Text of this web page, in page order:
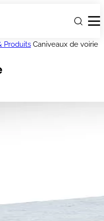
Produits Caniveaux de voirie